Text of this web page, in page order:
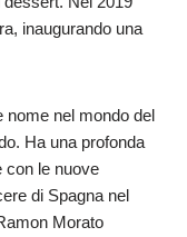
inaugurando una
nome nel mondo del
Ha una profonda
con le nuove
di Spagna nel
Morato